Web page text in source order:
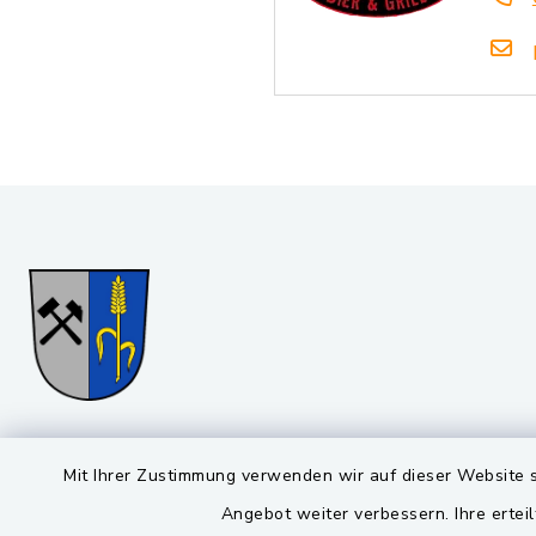
Mit Ihrer Zustimmung verwenden wir auf dieser
Angebot weiter verbessern. Ihre
Gemeinde Stulln
Montag